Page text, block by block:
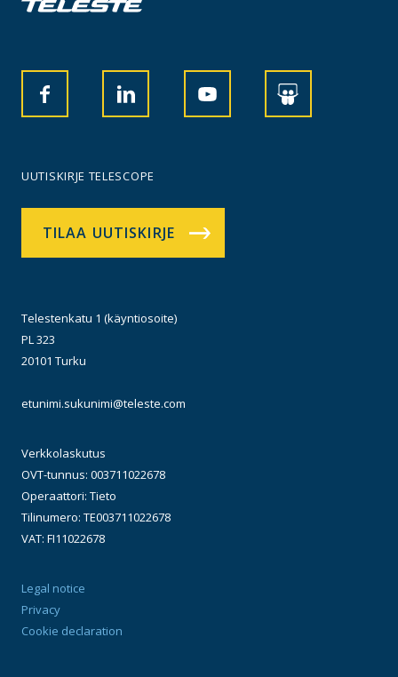
UUTISKIRJE TELESCOPE
TILAA UUTISKIRJE
Telestenkatu 1 (käyntiosoite)
PL 323
20101 Turku
etunimi.sukunimi@teleste.com
Verkkolaskutus
OVT-tunnus: 003711022678
Operaattori: Tieto
Tilinumero: TE003711022678
VAT: FI11022678
Legal notice
Privacy
Cookie declaration